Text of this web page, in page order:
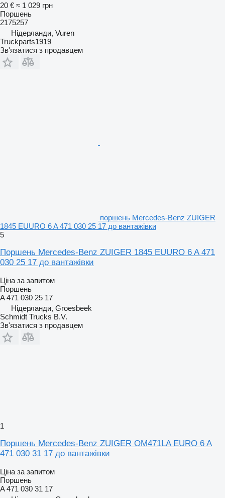
20 € ≈ 1 029 грн
Поршень
2175257
Нідерланди, Vuren
Truckparts1919
Зв'язатися з продавцем
поршень Mercedes-Benz ZUIGER
1845 EUURO 6 A 471 030 25 17 до вантажівки
5
Поршень Mercedes-Benz ZUIGER 1845 EUURO 6 A 471
030 25 17 до вантажівки
Ціна за запитом
Поршень
A 471 030 25 17
Нідерланди, Groesbeek
Schmidt Trucks B.V.
Зв'язатися з продавцем
1
Поршень Mercedes-Benz ZUIGER OM471LA EURO 6 A
471 030 31 17 до вантажівки
Ціна за запитом
Поршень
A 471 030 31 17